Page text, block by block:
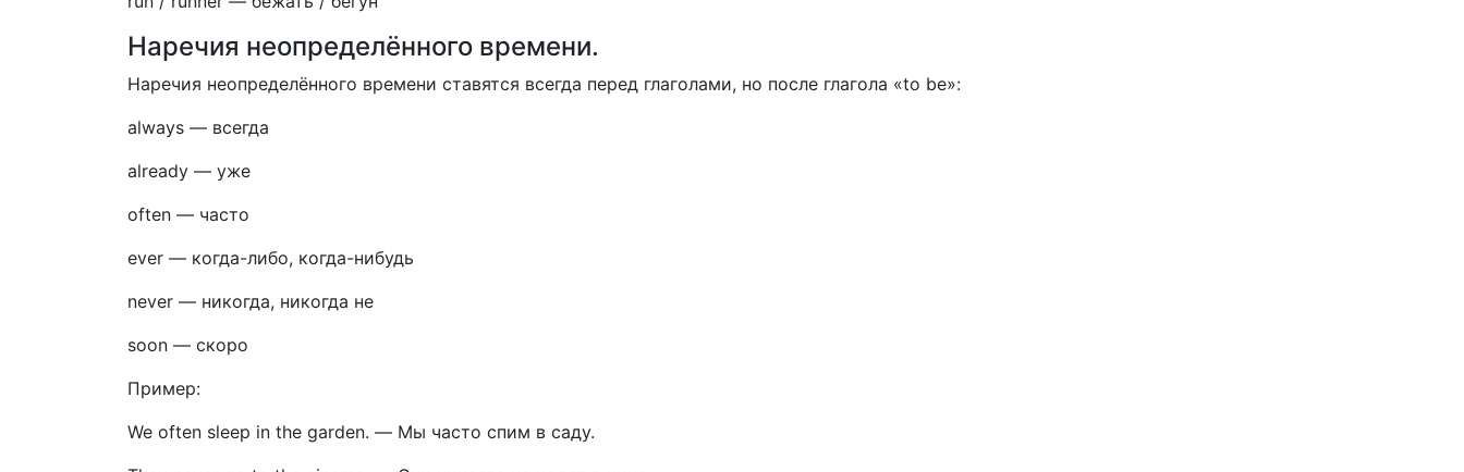
Наречия неопределённого времени.
Наречия неопределённого времени ставятся всегда перед глаголами, но после глагола «to be»:
always — всегда
already — уже
often — часто
ever — когда-либо, когда-нибудь
never — никогда, никогда не
soon — скоро
Пример:
We often sleep in the garden. — Мы часто спим в саду.